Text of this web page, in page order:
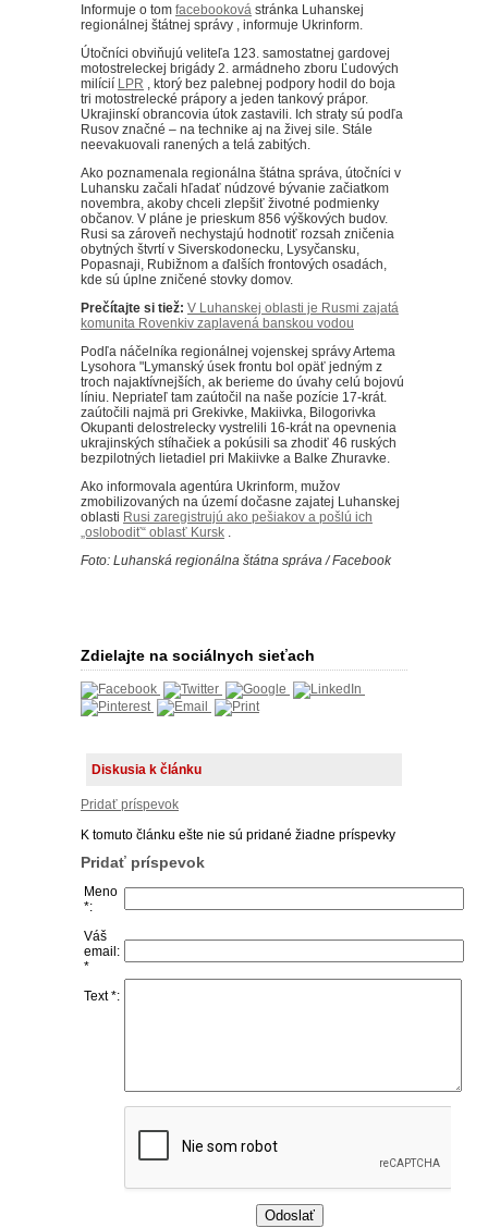
Informuje o tom facebooková stránka Luhanskej
regionálnej štátnej správy , informuje Ukrinform.
Útočníci obviňujú veliteľa 123. samostatnej gardovej
motostreleckej brigády 2. armádneho zboru Ľudových
milícií LPR , ktorý bez palebnej podpory hodil do boja
tri motostrelecké prápory a jeden tankový prápor.
Ukrajinskí obrancovia útok zastavili. Ich straty sú podľa
Rusov značné – na technike aj na živej sile. Stále
neevakuovali ranených a telá zabitých.
Ako poznamenala regionálna štátna správa, útočníci v
Luhansku začali hľadať núdzové bývanie začiatkom
novembra, akoby chceli zlepšiť životné podmienky
občanov. V pláne je prieskum 856 výškových budov.
Rusi sa zároveň nechystajú hodnotiť rozsah zničenia
obytných štvrtí v Siverskodonecku, Lysyčansku,
Popasnaji, Rubižnom a ďalších frontových osadách,
kde sú úplne zničené stovky domov.
Prečítajte si tiež: V Luhanskej oblasti je Rusmi zajatá
komunita Rovenkiv zaplavená banskou vodou
Podľa náčelníka regionálnej vojenskej správy Artema
Lysohora "Lymanský úsek frontu bol opäť jedným z
troch najaktívnejších, ak berieme do úvahy celú bojovú
líniu. Nepriateľ tam zaútočil na naše pozície 17-krát.
zaútočili najmä pri Grekivke, Makiivka, Bilogorivka
Okupanti delostrelecky vystrelili 16-krát na opevnenia
ukrajinských stíhačiek a pokúsili sa zhodiť 46 ruských
bezpilotných lietadiel pri Makiivke a Balke Zhuravke.
Ako informovala agentúra Ukrinform, mužov
zmobilizovaných na území dočasne zajatej Luhanskej
oblasti Rusi zaregistrujú ako pešiakov a pošlú ich
„oslobodiť“ oblasť Kursk
Foto: Luhanská regionálna štátna správa / Facebook
Zdielajte na sociálnych sieťach
Diskusia k článku
Pridať príspevok
K tomuto článku ešte nie sú pridané žiadne príspevky
Pridať príspevok
Meno
*:
Váš
email:
*
Text *: